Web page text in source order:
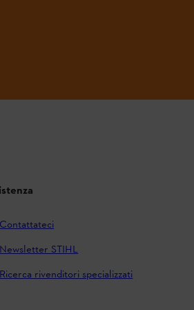
Contattateci
Newsletter STIHL
Ricerca rivenditori specializzati